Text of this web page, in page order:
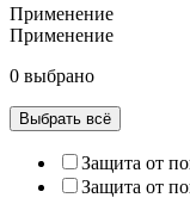
Применение
Применение
0 выбрано
Выбрать всё
Защита от
Защита от